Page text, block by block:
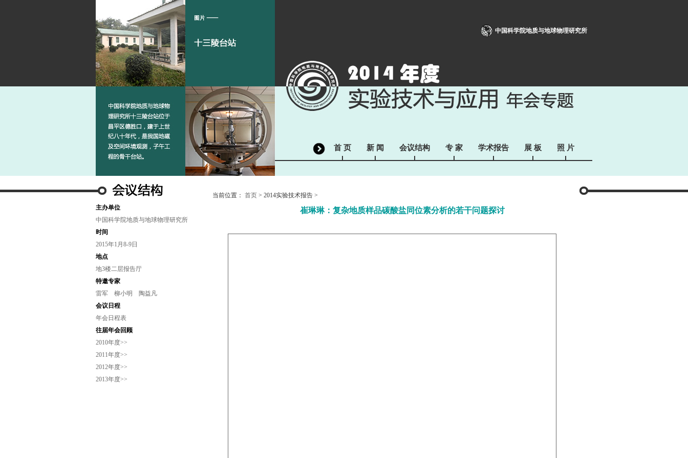
中国科学院地质与地球物理研究所
首 页 新 闻 会议结构 专 家 学术报告 展 板 照 片
主办单位
中国科学院地质与地球物理研究所
时间
2015年1月8-9日
地点
地3楼二层报告厅
特邀专家
雷军
柳小明
陶益凡
会议日程
年会日程表
往届年会回顾
2010年度>>
2011年度>>
2012年度>>
2013年度>>
当前位置： 首页 > 2014实验技术报告 >
崔琳琳：复杂地质样品碳酸盐同位素分析的若干问题探讨